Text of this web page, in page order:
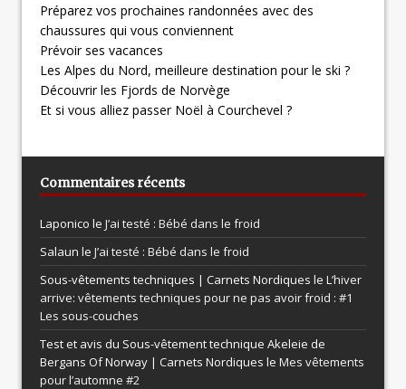
Préparez vos prochaines randonnées avec des
chaussures qui vous conviennent
Prévoir ses vacances
Les Alpes du Nord, meilleure destination pour le ski ?
Découvrir les Fjords de Norvège
Et si vous alliez passer Noël à Courchevel ?
Commentaires récents
Laponico le J’ai testé : Bébé dans le froid
Salaun le J’ai testé : Bébé dans le froid
Sous-vêtements techniques | Carnets Nordiques le L’hiver
arrive: vêtements techniques pour ne pas avoir froid : #1
Les sous-couches
Test et avis du Sous-vêtement technique Akeleie de
Bergans Of Norway | Carnets Nordiques le Mes vêtements
pour l’automne #2